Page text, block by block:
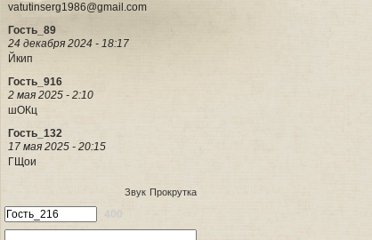
vatutinserg1986@gmail.com
Гость_89
24 декабря 2024 - 18:17
Йкип
Гость_916
2 мая 2025 - 2:10
шОКц
Гость_132
17 мая 2025 - 20:15
ГЩои
Прокрутка
Звук
400